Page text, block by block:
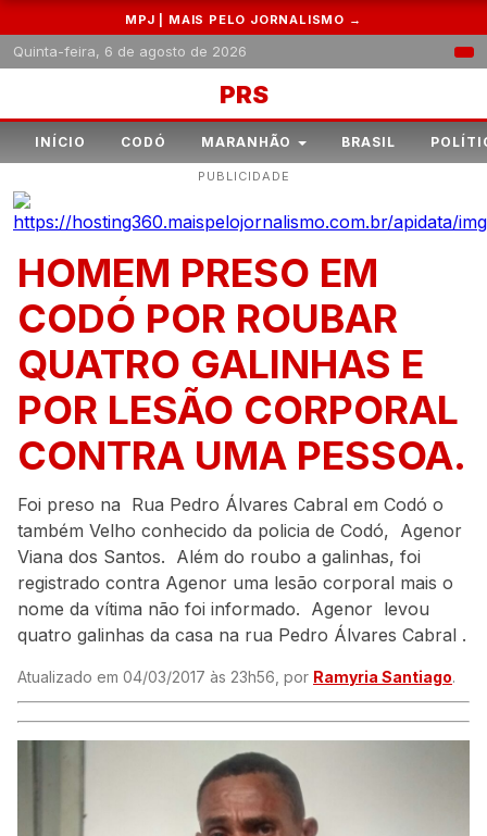
MPJ | MAIS PELO JORNALISMO →
Quinta-feira, 6 de agosto de 2026
PRS
INÍCIO CODÓ MARANHÃO BRASIL
PUBLICIDADE
HOMEM PRESO EM
CODÓ POR ROUBAR
QUATRO GALINHAS E
POR LESÃO CORPORAL
CONTRA UMA PESSOA.
Foi preso na Rua Pedro Álvares Cabral em Codó o
também Velho conhecido da policia de Codó, Agenor
Viana dos Santos. Além do roubo a galinhas, foi
registrado contra Agenor uma lesão corporal mais o
nome da vítima não foi informado. Agenor levou
quatro galinhas da casa na rua Pedro Álvares Cabral .
Atualizado em 04/03/2017 às 23h56, por Ramyria Santiago.